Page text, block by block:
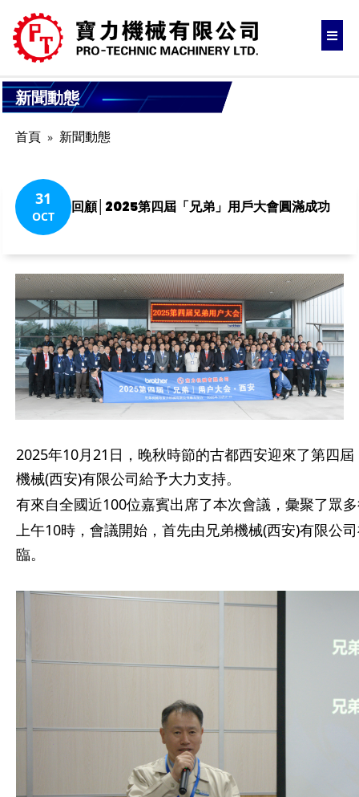
新聞動態
首頁 新聞動態
31
OCT
回顧│2025第四屆「兄弟」用戶大會圓滿成功
2025年10月21日，晚秋時節的古都西安迎來了第四
機械(西安)有限公司給予大力支持。
有來自全國近100位嘉賓出席了本次會議，彙聚了眾
上午10時，會議開始，首先由兄弟機械(西安)有限公
臨。